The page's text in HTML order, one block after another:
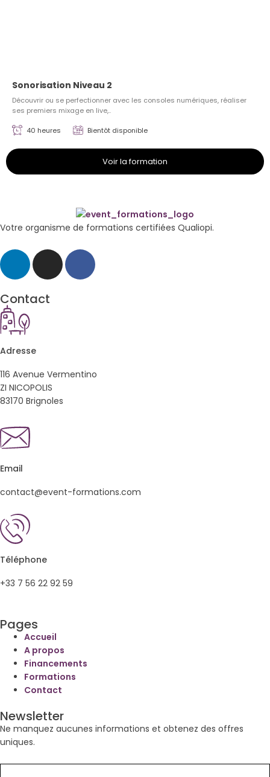
Sonorisation Niveau 2
Découvrir ou se perfectionner avec les consoles numériques, réaliser
ses premiers mixage en live,..
40 heures Bientôt disponible
Voir la formation
Votre organisme de formations certifiées Qualiopi.
Contact
Adresse
116 Avenue Vermentino
ZI NICOPOLIS
83170 Brignoles
Email
contact@event-formations.com
Téléphone
+33 7 56 22 92 59
Pages
Accueil
A propos
Financements
Formations
Contact
Newsletter
Ne manquez aucunes informations et obtenez des offres
uniques.